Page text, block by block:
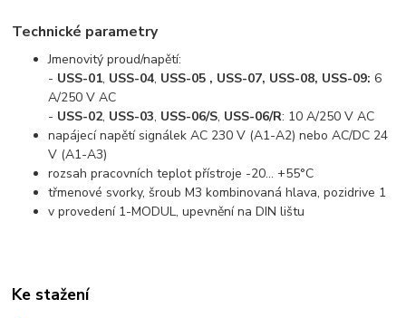
Technické parametry
Jmenovitý proud/napětí:
- USS-01, USS-04, USS-05 , USS-07, USS-08, USS-09: 6
A/250 V AC
- USS-02, USS-03, USS-06/S, USS-06/R: 10 A/250 V AC
napájecí napětí signálek AC 230 V (A1-A2) nebo AC/DC 24
V (A1-A3)
rozsah pracovních teplot přístroje -20... +55°C
třmenové svorky, šroub M3 kombinovaná hlava, pozidrive 1
v provedení 1-MODUL, upevnění na DIN lištu
Ke stažení